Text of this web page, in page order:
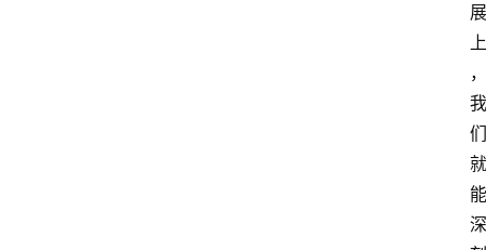
展
上
，
我
们
就
能
深